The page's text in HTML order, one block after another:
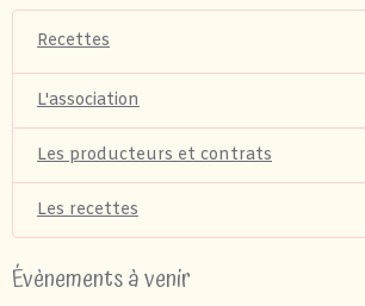
Recettes
L'association
Les producteurs et contrats
Les recettes
Évènements à venir